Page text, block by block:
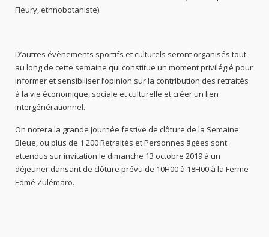
Fleury, ethnobotaniste).
D’autres évènements sportifs et culturels seront organisés tout
au long de cette semaine qui constitue un moment privilégié pour
informer et sensibiliser l’opinion sur la contribution des retraités
à la vie économique, sociale et culturelle et créer un lien
intergénérationnel.
On notera la grande Journée festive de clôture de la Semaine
Bleue, ou plus de 1 200 Retraités et Personnes âgées sont
attendus sur invitation le dimanche 13 octobre 2019 à un
déjeuner dansant de clôture prévu de 10H00 à 18H00 à la Ferme
Edmé Zulémaro.